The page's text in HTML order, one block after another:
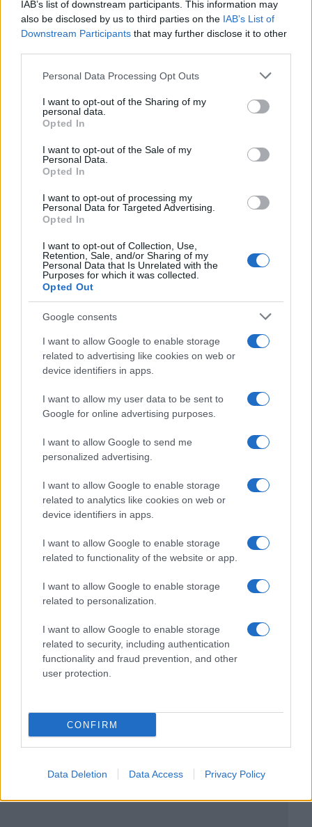
IAB’s list of downstream participants. This information may
also be disclosed by us to third parties on the IAB’s List of
Downstream Participants that may further disclose it to other
Please note that this website/app uses one or more Google
not limited to your visit or usage behaviour. You may click to
grant or deny consent to Google and its third-party tags to
use your data for below specified purposes in below Google
consent section.
Personal Data Processing Opt Outs
I want to opt-out of the Sharing of my
personal data.
Opted In
I want to opt-out of the Sale of my
Personal Data.
Opted In
I want to opt-out of processing my
Personal Data for Targeted Advertising.
Opted In
I want to opt-out of Collection, Use,
Retention, Sale, and/or Sharing of my
Personal Data that Is Unrelated with the
Purposes for which it was collected.
Opted Out
Google consents
I want to allow Google to enable storage
related to advertising like cookies on web or
device identifiers in apps.
I want to allow my user data to be sent to
Google for online advertising purposes.
I want to allow Google to send me
personalized advertising.
I want to allow Google to enable storage
related to analytics like cookies on web or
device identifiers in apps.
I want to allow Google to enable storage
related to functionality of the website or app.
I want to allow Google to enable storage
related to personalization.
I want to allow Google to enable storage
related to security, including authentication
functionality and fraud prevention, and other
user protection.
CONFIRM
Data Deletion Data Access Privacy Policy